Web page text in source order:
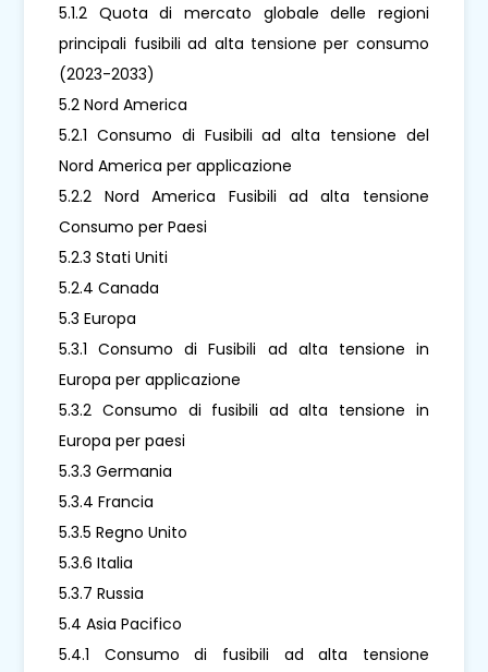
5.1.2 Quota di mercato globale delle regioni
principali fusibili ad alta tensione per consumo
(2023-2033)
5.2 Nord America
5.2.1 Consumo di Fusibili ad alta tensione del
Nord America per applicazione
5.2.2 Nord America Fusibili ad alta tensione
Consumo per Paesi
5.2.3 Stati Uniti
5.2.4 Canada
5.3 Europa
5.3.1 Consumo di Fusibili ad alta tensione in
Europa per applicazione
5.3.2 Consumo di fusibili ad alta tensione in
Europa per paesi
5.3.3 Germania
5.3.4 Francia
5.3.5 Regno Unito
5.3.6 Italia
5.3.7 Russia
5.4 Asia Pacifico
5.4.1 Consumo di fusibili ad alta tensione